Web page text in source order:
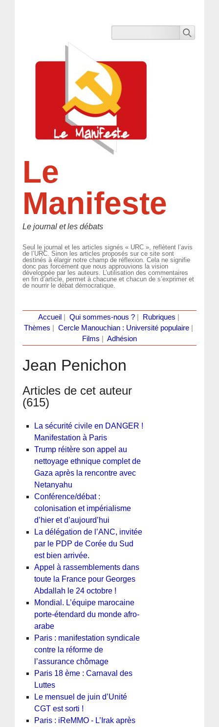
Le
Manifeste
Le journal et les débats
Seul le journal et les articles signés « URC », reflètent l’avis
de l’URC. Sinon les articles proposés sur ce site sont
destinés à élargir notre champ de réflexion. Cela ne signifie
donc pas forcément que nous approuvions la vision
développée par les auteurs. L’utilisation des commentaires
en fin d’article, permet à chacune et chacun de s’exprimer et
de nourrir le débat démocratique.
Accueil Qui sommes-nous ?| Rubriques
Thèmes
Cercle Manouchian : Université populaire
Films
Adhésion
Jean Penichon
Articles de cet auteur
(615)
La sécurité civile en DANGER !
Manifestation à Paris
Trump réitère son appel au
nettoyage ethnique complet de
Gaza après la rencontre avec
Netanyahu
Conférence/débat :
colonisation et impérialisme
d’hier et d’aujourd’hui
La délégation de l’ANC, invitée
par le PDP de Corée du Sud
est bien arrivée.
Appel à rassemblements dans
toute la France pour Georges
Abdallah le 24 octobre !
Mondial. L’équipe marocaine
porte-étendard du monde afro-
arabe
Paris : manifestation syndicale
contre la réforme de
l’assurance chômage
Paris 18 ème : Carnaval des
Luttes
Le mensuel de juin d’Unité
CGT est sorti !
Paris : iReMMO - L’Irak après